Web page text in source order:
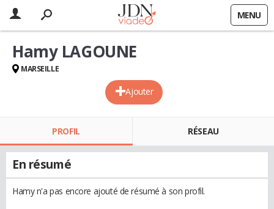
MENU
Ajouter
Hamy LAGOUNE
MARSEILLE
PROFIL RÉSEAU
En résumé
Hamy n'a pas encore ajouté de résumé à son profil.